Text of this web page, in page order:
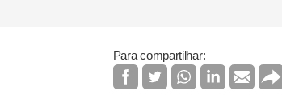
Para compartilhar: